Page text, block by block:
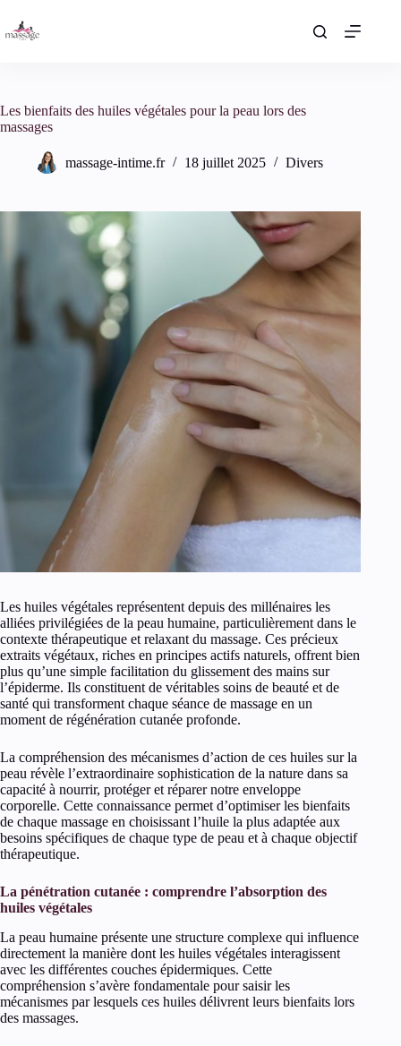
contenu
Les bienfaits des huiles végétales pour la peau lors des
massages
massage-intime.fr 18 juillet 2025 Divers
Les huiles végétales représentent depuis des millénaires les
alliées privilégiées de la peau humaine, particulièrement dans le
contexte thérapeutique et relaxant du massage. Ces précieux
extraits végétaux, riches en principes actifs naturels, offrent bien
plus qu’une simple facilitation du glissement des mains sur
l’épiderme. Ils constituent de véritables soins de beauté et de
santé qui transforment chaque séance de massage en un
moment de régénération cutanée profonde.
La compréhension des mécanismes d’action de ces huiles sur la
peau révèle l’extraordinaire sophistication de la nature dans sa
capacité à nourrir, protéger et réparer notre enveloppe
corporelle. Cette connaissance permet d’optimiser les bienfaits
de chaque massage en choisissant l’huile la plus adaptée aux
besoins spécifiques de chaque type de peau et à chaque objectif
thérapeutique.
La pénétration cutanée : comprendre l’absorption des
huiles végétales
La peau humaine présente une structure complexe qui influence
directement la manière dont les huiles végétales interagissent
avec les différentes couches épidermiques. Cette
compréhension s’avère fondamentale pour saisir les
mécanismes par lesquels ces huiles délivrent leurs bienfaits lors
des massages.